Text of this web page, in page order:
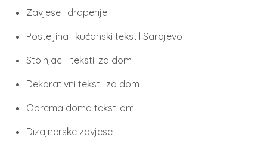
Zavjese i draperije
Posteljina i kućanski tekstil Sarajevo
Stolnjaci i tekstil za dom
Dekorativni tekstil za dom
Oprema doma tekstilom
Dizajnerske zavjese